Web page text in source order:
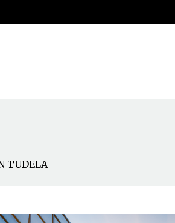
TUDELA